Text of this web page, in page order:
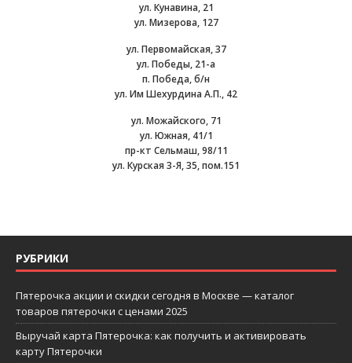
ул. Кунавина, 21
ул. Мизерова, 127
ул. Первомайская, 37
ул. Победы, 21-а
п. Победа, б/н
ул. Им Шехурдина А.П., 42
ул. Можайского, 71
ул. Южная, 41/1
пр-кт Сельмаш, 98/11
ул. Курская 3-Я, 35, пом.151
РУБРИКИ
Пятерочка акции и скидки сегодня в Москве — каталог
товаров пятерочки с ценами 2025
Выручай карта Пятерочка: как получить и активировать
карту Пятерочки